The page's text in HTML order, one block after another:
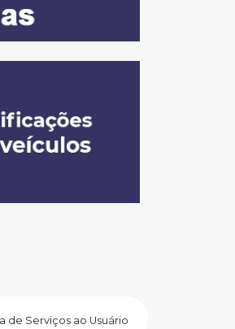
de Serviços ao Usuário